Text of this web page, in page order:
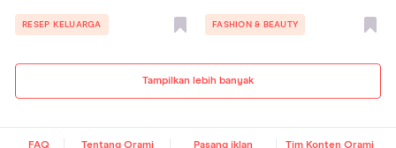
Tampilkan lebih banyak
RESEP KELUARGA FASHION & BEAUTY
FAQ Tentang Orami Pasang iklan Tim Konten Orami